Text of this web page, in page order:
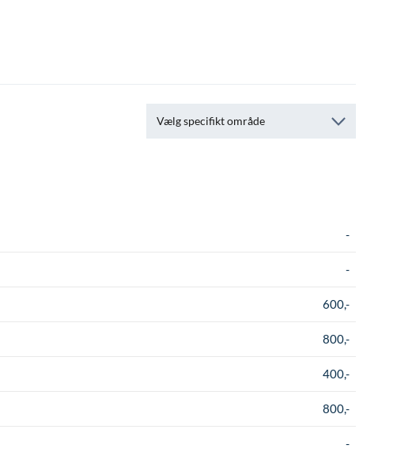
Vælg specifikt område
-
-
600,-
800,-
400,-
800,-
-